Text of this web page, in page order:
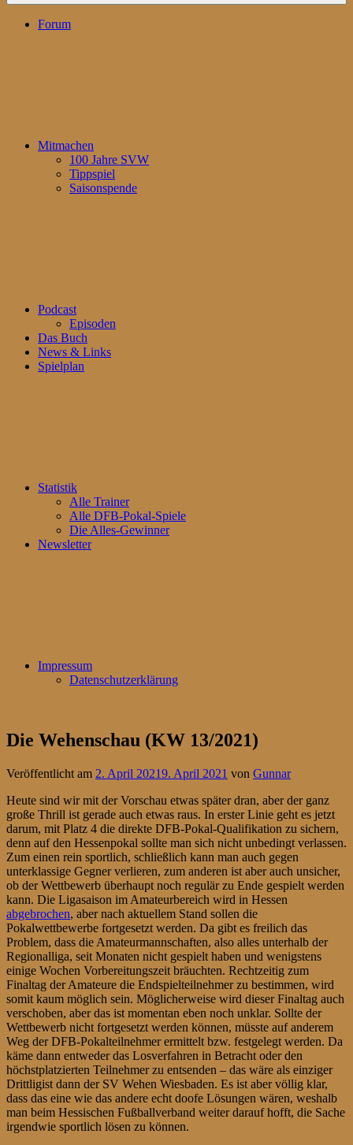
Forum
Mitmachen
100 Jahre SVW
Tippspiel
Saisonspende
Podcast
Episoden
Das Buch
News & Links
Spielplan
Statistik
Alle Trainer
Alle DFB-Pokal-Spiele
Die Alles-Gewinner
Newsletter
Impressum
Datenschutzerklärung
Die Wehenschau (KW 13/2021)
Veröffentlicht am 2. April 20219. April 2021 von Gunnar
Heute sind wir mit der Vorschau etwas später dran, aber der ganz
große Thrill ist gerade auch etwas raus. In erster Linie geht es jetzt
darum, mit Platz 4 die direkte DFB-Pokal-Qualifikation zu sichern,
denn auf den Hessenpokal sollte man sich nicht unbedingt verlassen.
Zum einen rein sportlich, schließlich kann man auch gegen
unterklassige Gegner verlieren, zum anderen ist aber auch unsicher,
ob der Wettbewerb überhaupt noch regulär zu Ende gespielt werden
kann. Die Ligasaison im Amateurbereich wird in Hessen
abgebrochen, aber nach aktuellem Stand sollen die
Pokalwettbewerbe fortgesetzt werden. Da gibt es freilich das
Problem, dass die Amateurmannschaften, also alles unterhalb der
Regionalliga, seit Monaten nicht gespielt haben und wenigstens
einige Wochen Vorbereitungszeit bräuchten. Rechtzeitig zum
Finaltag der Amateure die Endspielteilnehmer zu bestimmen, wird
somit kaum möglich sein. Möglicherweise wird dieser Finaltag auch
verschoben, aber das ist momentan eben noch unklar. Sollte der
Wettbewerb nicht fortgesetzt werden können, müsste auf anderem
Weg der DFB-Pokalteilnehmer ermittelt bzw. festgelegt werden. Da
käme dann entweder das Losverfahren in Betracht oder den
höchstplatzierten Teilnehmer zu entsenden – das wäre als einziger
Drittligist dann der SV Wehen Wiesbaden. Es ist aber völlig klar,
dass das eine wie das andere echt doofe Lösungen wären, weshalb
man beim Hessischen Fußballverband weiter darauf hofft, die Sache
irgendwie sportlich lösen zu können.